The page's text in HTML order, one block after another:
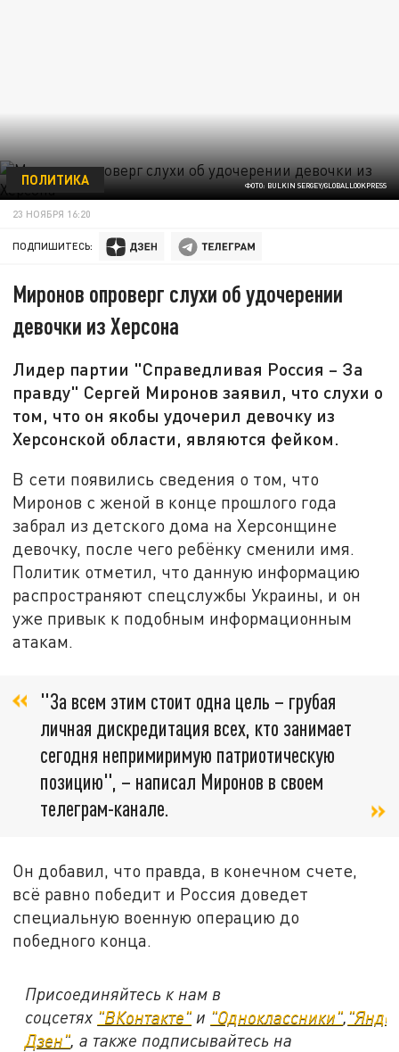
ФОТО: BULKIN SERGEY/GLOBALLOOKPRESS
ПОЛИТИКА
23 НОЯБРЯ 16:20
ПОДПИШИТЕСЬ:
Миронов опроверг слухи об удочерении
девочки из Херсона
Лидер партии "Справедливая Россия – За
правду" Сергей Миронов заявил, что слухи о
том, что он якобы удочерил девочку из
Херсонской области, являются фейком.
В сети появились сведения о том, что
Миронов с женой в конце прошлого года
забрал из детского дома на Херсонщине
девочку, после чего ребёнку сменили имя.
Политик отметил, что данную информацию
распространяют спецслужбы Украины, и он
уже привык к подобным информационным
атакам.
"За всем этим стоит одна цель – грубая
личная дискредитация всех, кто занимает
сегодня непримиримую патриотическую
позицию", – написал Миронов в своем
телеграм-канале.
Он добавил, что правда, в конечном счете,
всё равно победит и Россия доведет
специальную военную операцию до
победного конца.
Присоединяйтесь к нам в
соцсетях "ВКонтакте" и "Одноклассники",
Дзен", а также подписывайтесь на